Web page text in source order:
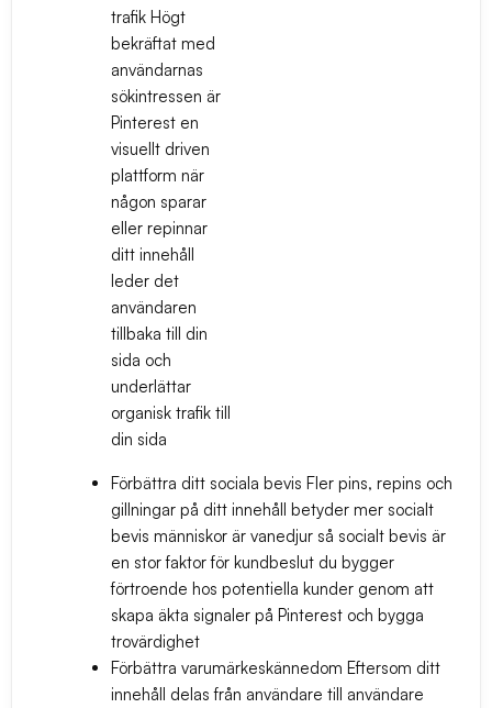
trafik Högt
bekräftat med
användarnas
sökintressen är
Pinterest en
visuellt driven
plattform när
någon sparar
eller repinnar
ditt innehåll
leder det
användaren
tillbaka till din
sida och
underlättar
organisk trafik till
din sida
Förbättra ditt sociala bevis Fler pins, repins och
gillningar på ditt innehåll betyder mer socialt
bevis människor är vanedjur så socialt bevis är
en stor faktor för kundbeslut du bygger
förtroende hos potentiella kunder genom att
skapa äkta signaler på Pinterest och bygga
trovärdighet
Förbättra varumärkeskännedom Eftersom ditt
innehåll delas från användare till användare